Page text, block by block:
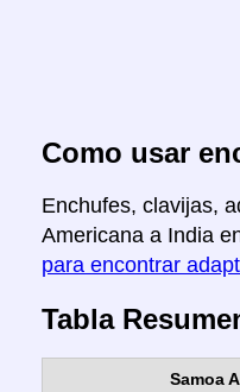
Como usar
Enchufes, clavijas,
Americana a India
para encontrar
Tabla
Samoa